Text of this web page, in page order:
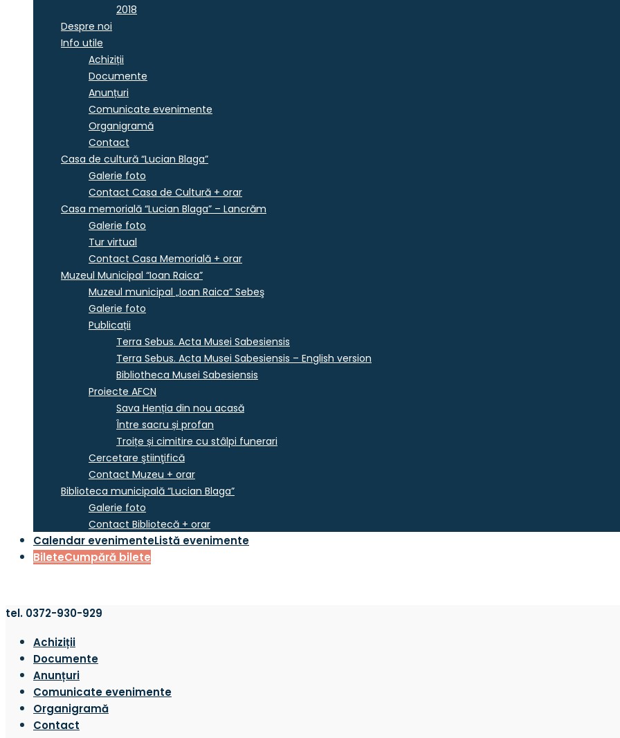
2018
Despre noi
Info utile
Achiziții
Documente
Anunțuri
Comunicate evenimente
Organigramă
Contact
Casa de cultură “Lucian Blaga”
Galerie foto
Contact Casa de Cultură + orar
Casa memorială “Lucian Blaga” – Lancrăm
Galerie foto
Tur virtual
Contact Casa Memorială + orar
Muzeul Municipal “Ioan Raica”
Muzeul municipal „Ioan Raica” Sebeş
Galerie foto
Publicații
Terra Sebus. Acta Musei Sabesiensis
Terra Sebus. Acta Musei Sabesiensis – English version
Bibliotheca Musei Sabesiensis
Proiecte AFCN
Sava Henția din nou acasă
Între sacru și profan
Troițe și cimitire cu stâlpi funerari
Cercetare ştiinţifică
Contact Muzeu + orar
Biblioteca municipală “Lucian Blaga”
Galerie foto
Contact Bibliotecă + orar
Calendar evenimenteListă evenimente
BileteCumpără bilete
tel. 0372-930-929
Achiziții
Documente
Anunțuri
Comunicate evenimente
Organigramă
Contact